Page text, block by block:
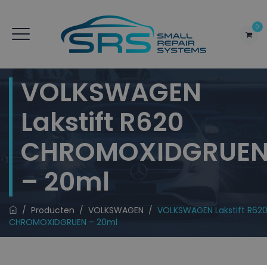
0
VOLKSWAGEN
Lakstift R620
– 20ml
/ Producten / VOLKSWAGEN / VOLKSWAGEN Lakstift R620
CHROMOXIDGRUEN – 20ml